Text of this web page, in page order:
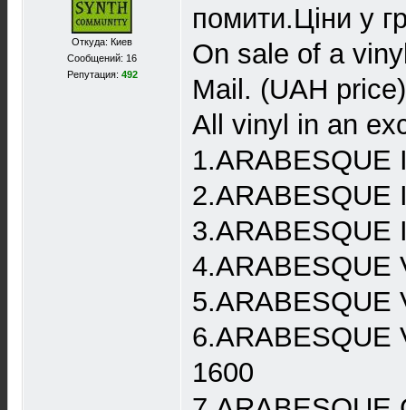
Откуда: Киев
Сообщений: 16
Репутация: 492
помити.Ціни у
On sale of a
Mail. (UAH price)
All vinyl in an
1.ARABESQUE
2.ARABESQUE
3.ARABESQUE
4.ARABESQUE
5.ARABESQUE
6.ARABESQUE
1600